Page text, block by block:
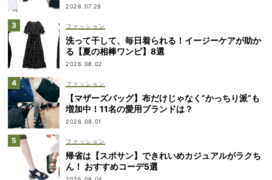
2026.07.29
ファッション
洗って干して、毎日着られる！イージーケアが助か
る【夏の相棒ワンピ】8選
2026.08.02
ファッション
【マザーズバッグ】布だけじゃなく“かっちり派”も
増加中！11名の愛用ブランドは？
2026.08.01
ファッション
帰省は【スポサン】できれいめカジュアルがラクち
ん！ おすすめコーデ5選